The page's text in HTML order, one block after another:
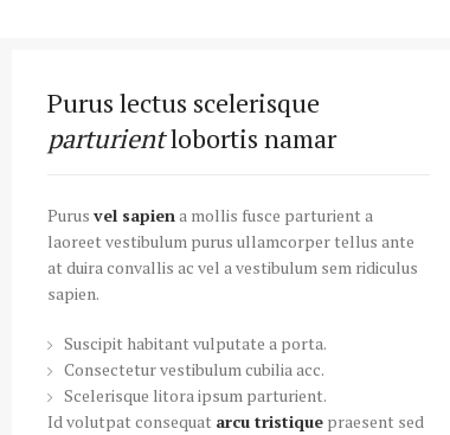
Purus lectus scelerisque
parturientlobortis namar
Purus vel sapiena mollis fusce parturient a
laoreet vestibulum purus ullamcorper tellus ante
at duira convallis ac vel a vestibulum sem ridiculus
sapien.
Suscipit habitant vulputate a porta.
Consectetur vestibulum cubilia acc.
Scelerisque litora ipsum parturient.
Id volutpat consequat arcu tristique praesent sed